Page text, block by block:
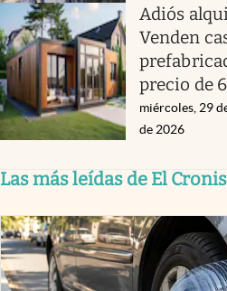
Adiós
Venden
precio de
miércoles, 29
de 2026
Las más leídas de El